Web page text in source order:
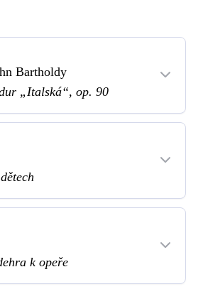
Bartholdy
„Italská“, op. 90
k opeře